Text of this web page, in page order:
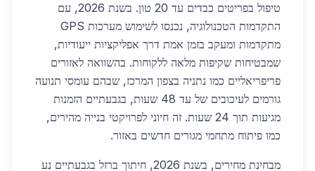
טיפול בפריטים כבדים עד 20 טון. בשנת 2026, עם
התקדמות הטכנולוגיה, נכנסו לשימוש מערכות GPS
מתקדמות ומעקב בזמן אמת דרך אפליקציות ייעודיות,
שמבטיחות שקיפות מלאה ללקוחות. בהשוואה לאזורים
פריפריאליים כמו נתניה בצפון המרכז, שבהם עומסי תנועה
גורמים לעיכובים של עד 48 שעות, בגבעתיים הזמנות
מגיעות תוך 24 שעות. זה חיוני לפרויקטי בנייה מהירים,
כמו פיתוח מתחמי מגורים חדשים באזור.
מבחינת מחירים, בשנת 2026, חיתוך ברזל בגבעתיים נע